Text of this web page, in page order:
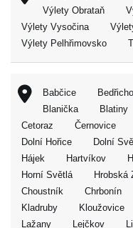
Výlety Obrataň
Výlety Vysočina
Výlety Pelhřimovsko
Babčice
Blanička
Blatiny
Cetoraz
Černovice
Dolní Hořice
Dolní
Hájek
Hartvíkov
Horní Světlá
Hrobská
Choustník
Chrbonín
Kladruby
Kloužovice
Lažany
Lejčkov